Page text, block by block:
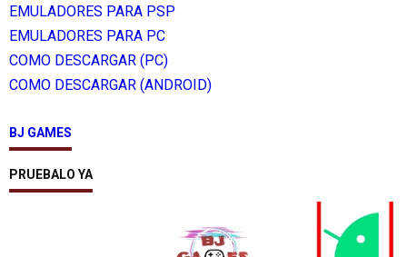
EMULADORES PARA PSP
EMULADORES PARA PC
COMO DESCARGAR (PC)
COMO DESCARGAR (ANDROID)
BJ GAMES
PRUEBALO YA